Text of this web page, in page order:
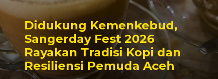
Didukung Kemenkebud,
Sangerday Fest 2026
Rayakan Tradisi Kopi dan
Resiliensi Pemuda Aceh